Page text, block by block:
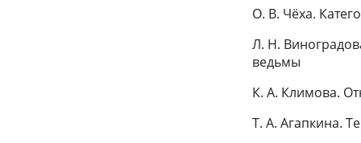
О. В. Чёха.
Л. Н.
ведьмы
К. А. Климова.
Т. А. Агапкина.